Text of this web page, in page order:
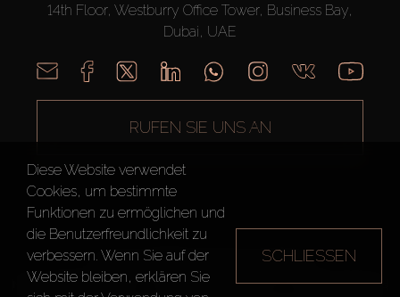
14th Floor, Westburry Office Tower, Business Bay,
Dubai, UAE
RUFEN SIE UNS AN
AX CAPITAL ©2026 Alle Rechte vorbehalten
Nutzungsbedingungen
Datenschutzrichtlinie Seitenverzeichnis
Diese Website verwendet
Cookies, um bestimmte
Funktionen zu ermöglichen und
die Benutzerfreundlichkeit zu
verbessern. Wenn Sie auf der
Website bleiben, erklären Sie
SCHLIESSEN